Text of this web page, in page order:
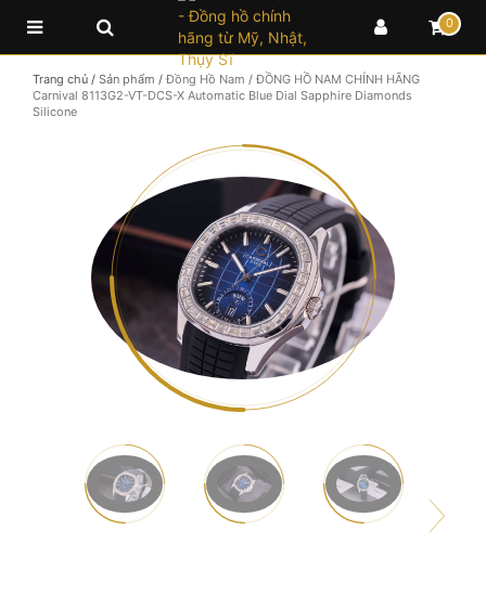
0
Trang chủ / Sản phẩm / Đồng Hồ Nam / ĐỒNG HỒ NAM CHÍNH HÃNG
Carnival 8113G2-VT-DCS-X Automatic Blue Dial Sapphire Diamonds
Silicone